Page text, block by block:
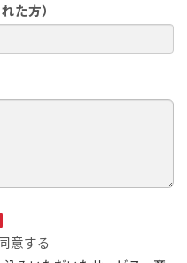
た方）
意する